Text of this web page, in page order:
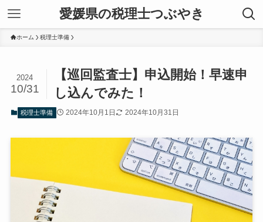
愛媛県の税理士つぶやき
ホーム 税理士準備
【巡回監査士】申込開始！早速申
し込んでみた！
2024
10/31
税理士準備 2024年10月1日 2024年10月31日